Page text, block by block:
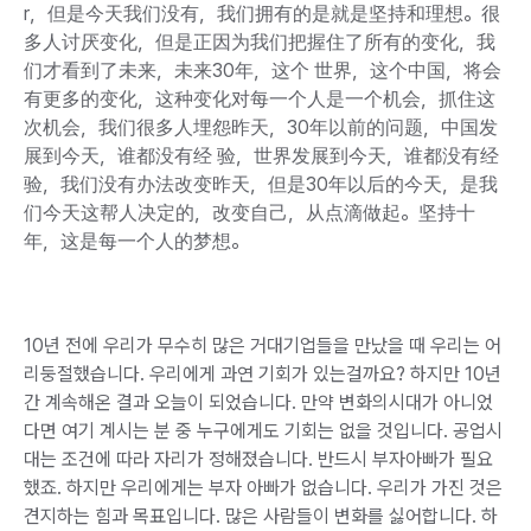
r，但是今天我们没有，我们拥有的是就是坚持和理想。很
多人讨厌变化，但是正因为我们把握住了所有的变化，我
们才看到了未来，未来30年，这个 世界，这个中国，将会
有更多的变化，这种变化对每一个人是一个机会，抓住这
次机会，我们很多人埋怨昨天，30年以前的问题，中国发
展到今天，谁都没有经 验，世界发展到今天，谁都没有经
验，我们没有办法改变昨天，但是30年以后的今天，是我
们今天这帮人决定的，改变自己，从点滴做起。坚持十
年，这是每一个人的梦想。
10년 전에 우리가 무수히 많은 거대기업들을 만났을 때 우리는 어
리둥절했습니다. 우리에게 과연 기회가 있는걸까요? 하지만 10년
간 계속해온 결과 오늘이 되었습니다. 만약 변화의시대가 아니었
다면 여기 계시는 분 중 누구에게도 기회는 없을 것입니다. 공업시
대는 조건에 따라 자리가 정해졌습니다. 반드시 부자아빠가 필요
했죠. 하지만 우리에게는 부자 아빠가 없습니다. 우리가 가진 것은
견지하는 힘과 목표입니다. 많은 사람들이 변화를 싫어합니다. 하